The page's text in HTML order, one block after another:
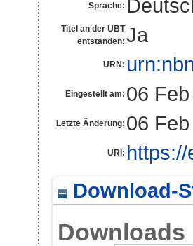
Sprache:
Titel an der UBT
entstanden: Ja
URN:
Eingestellt am: 06
Letzte Änderung: 06
URI:
Download-
Downloads